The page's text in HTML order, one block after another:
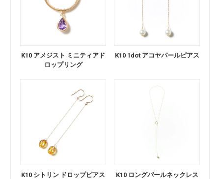
K10 アメジスト ミニティアド
ロップリング
K10 1dot アコヤパールピアス
K10 シトリン ドロップピアス K10 ロングパールネックレス